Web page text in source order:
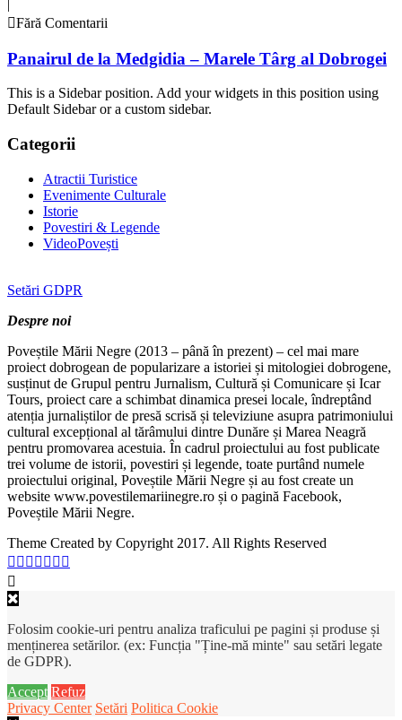
|
Fără Comentarii
Panairul de la Medgidia – Marele Târg al Dobrogei
This is a Sidebar position. Add your widgets in this position using
Default Sidebar or a custom sidebar.
Categorii
Atractii Turistice
Evenimente Culturale
Istorie
Povestiri & Legende
VideoPovești
Setări GDPR
Despre noi
Poveștile Mării Negre (2013 – până în prezent) – cel mai mare
proiect dobrogean de popularizare a istoriei și mitologiei dobrogene,
susținut de Grupul pentru Jurnalism, Cultură și Comunicare și Icar
Tours, proiect care a schimbat dinamica presei locale, îndreptând
atenția jurnaliștilor de presă scrisă și televiziune asupra patrimoniului
cultural excepțional al tărâmului dintre Dunăre și Marea Neagră
pentru promovarea acestuia. În cadrul proiectului au fost publicate
trei volume de istorii, povestiri și legende, toate purtând numele
proiectului original, Poveștile Mării Negre și au fost create un
website www.povestilemariinegre.ro și o pagină Facebook,
Poveștile Mării Negre.
Theme Created by Copyright 2017. All Rights Reserved
Folosim cookie-uri pentru analiza traficului pe pagini și produse și
menținerea setărilor. (ex: Funcția "Ține-mă minte" sau setări legate
de GDPR).
Accept Refuz
Privacy Center Setări Politica Cookie